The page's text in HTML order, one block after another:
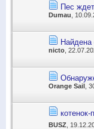
Пес
Dumau ,
Найдена
nicto ,
Orange Sail ,
BUSZ ,